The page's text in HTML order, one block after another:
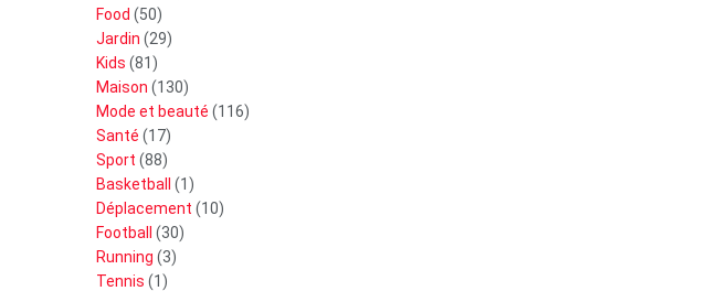
Food (50)
Jardin (29)
Kids (81)
Maison (130)
Mode et beauté (116)
Santé (17)
Sport (88)
Basketball
(1)
Déplacement (10)
Football
(30)
Running (3)
Tennis (1)